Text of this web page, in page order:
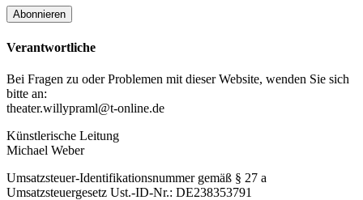
Verantwortliche
Bei Fragen zu oder Problemen mit dieser Website, wenden Sie sich
bitte an:
theater.willypraml@t-online.de
Künstlerische Leitung
Michael Weber
Umsatzsteuer-Identifikationsnummer gemäß § 27 a
Umsatzsteuergesetz Ust.-ID-Nr.: DE238353791